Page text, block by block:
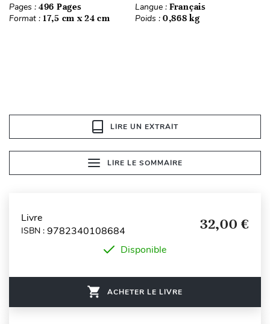
Pages : 496 Pages Langue : Français
Format : 17,5 cm x 24 cm Poids : 0,868 kg
LIRE UN EXTRAIT
LIRE LE SOMMAIRE
Livre
ISBN : 9782340108684 32,00 €
Disponible
ACHETER LE LIVRE